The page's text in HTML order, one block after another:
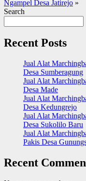
Ngampel Desa Jatirejo »
Search
Recent Posts
Jual Alat
Desa Sumberagung
Jual Alat
Desa Made
Jual Alat
Desa Kedungrejo
Jual Alat
Desa Sukolilo Baru
Jual Alat
Pakis Desa
Recent